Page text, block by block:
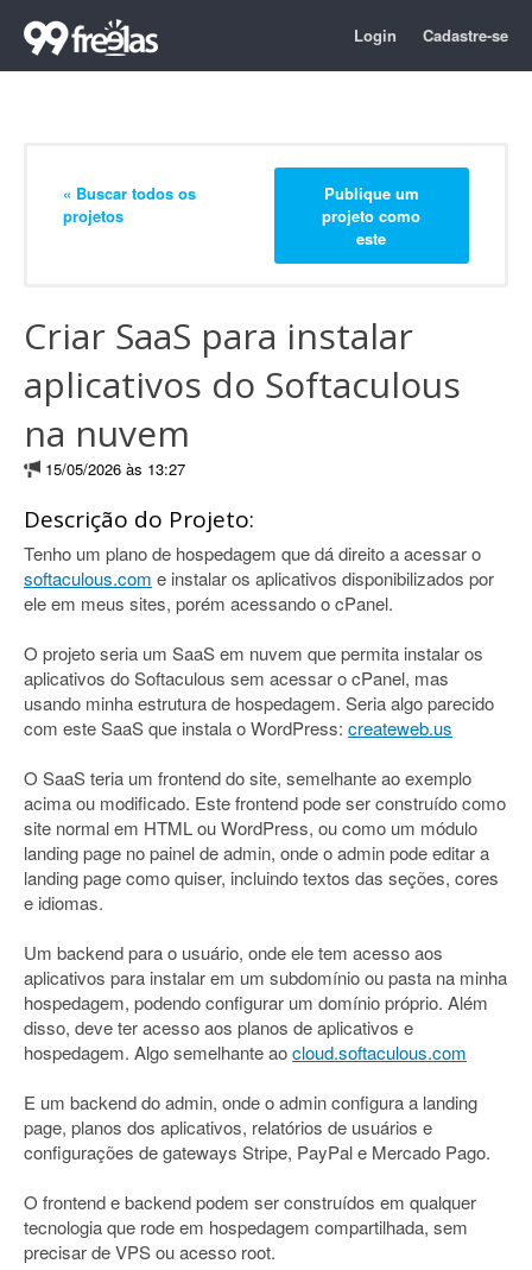
Login Cadastre-se
« Buscar todos os
projetos
Publique um
projeto como
este
Criar SaaS para instalar
aplicativos do Softaculous
na nuvem
15/05/2026 às 13:27
Descrição do Projeto:
Tenho um plano de hospedagem que dá direito a acessar o
softaculous.com e instalar os aplicativos disponibilizados por
ele em meus sites, porém acessando o cPanel.
O projeto seria um SaaS em nuvem que permita instalar os
aplicativos do Softaculous sem acessar o cPanel, mas
usando minha estrutura de hospedagem. Seria algo parecido
com este SaaS que instala o WordPress: createweb.us
O SaaS teria um frontend do site, semelhante ao exemplo
acima ou modificado. Este frontend pode ser construído como
site normal em HTML ou WordPress, ou como um módulo
landing page no painel de admin, onde o admin pode editar a
landing page como quiser, incluindo textos das seções, cores
e idiomas.
Um backend para o usuário, onde ele tem acesso aos
aplicativos para instalar em um subdomínio ou pasta na minha
hospedagem, podendo configurar um domínio próprio. Além
disso, deve ter acesso aos planos de aplicativos e
hospedagem. Algo semelhante aocloud.softaculous.com
E um backend do admin, onde o admin configura a landing
page, planos dos aplicativos, relatórios de usuários e
configurações de gateways Stripe, PayPal e Mercado Pago.
O frontend e backend podem ser construídos em qualquer
tecnologia que rode em hospedagem compartilhada, sem
precisar de VPS ou acesso root.